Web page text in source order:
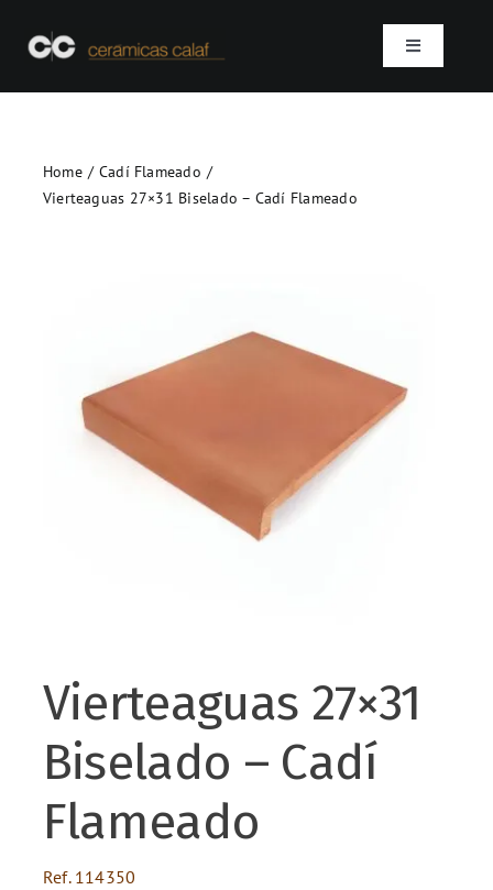
Toggle
Quienes somos
Contacto
ES
Home
Cadí Flameado
Vierteaguas 27×31 Biselado – Cadí Flameado
Vierteaguas 27×31
Biselado – Cadí
Flameado
Ref. 114350